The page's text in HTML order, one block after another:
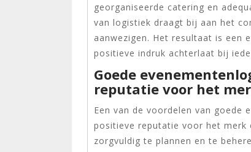
georganiseerde catering en
van logistiek draagt bij aan het
aanwezigen. Het resultaat is een
positieve indruk achterlaat bij
Goede
reputatie voor het
Een van de voordelen van goede
positieve reputatie voor het
zorgvuldig te plannen en te